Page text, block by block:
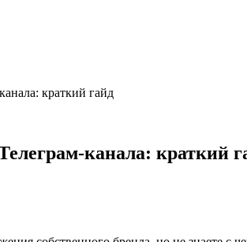
краткий гайд
канала: краткий